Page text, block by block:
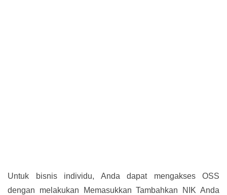
Untuk bisnis individu, Anda dapat mengakses OSS
dengan melakukan Memasukkan Tambahkan NIK Anda